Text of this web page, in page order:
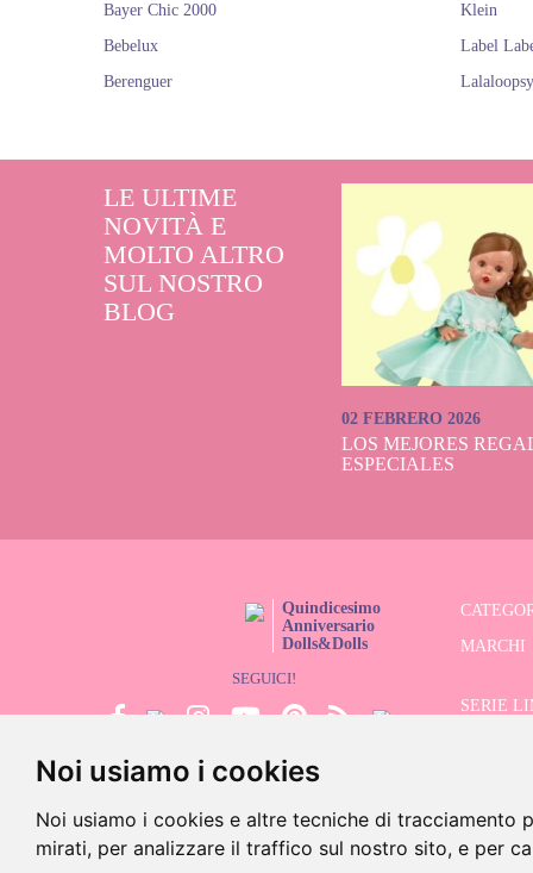
Noi usiamo i cookies
Noi usiamo i cookies e altre tecniche di tracciamento
mirati, per analizzare il traffico sul nostro sito, e per
Bayer Chic 2000
Bebelux
Berenguer
Klein
Label
Lalaloopsy
LE ULTIME
NOVITÀ E
MOLTO ALTRO
SUL NOSTRO
BLOG
02 FEBRERO 2026
LOS MEJORES
ESPECIALES
Quindicesimo
Anniversario
Dolls&Dolls
SEGUICI!
MARCHI
SERIE